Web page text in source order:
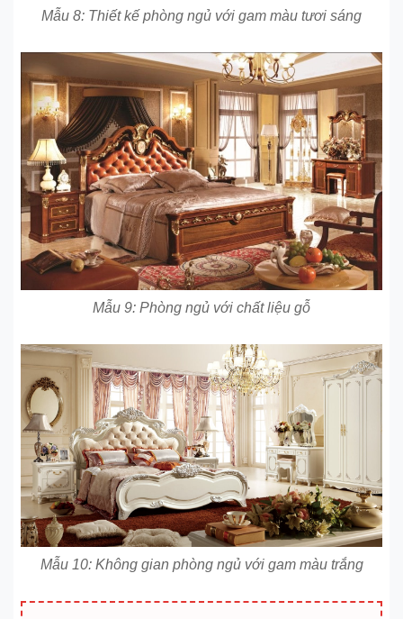
Mẫu 8: Thiết kế phòng ngủ với gam màu tươi sáng
Mẫu 9: Phòng ngủ với chất liệu gỗ
Mẫu 10: Không gian phòng ngủ với gam màu trắng